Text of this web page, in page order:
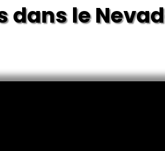
le Nevada :